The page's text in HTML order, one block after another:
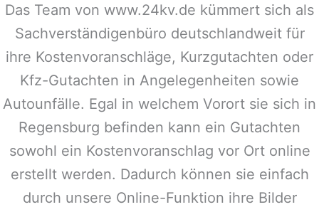
Das Team von www.24kv.de kümmert sich als
Sachverständigenbüro deutschlandweit für
ihre Kostenvoranschläge, Kurzgutachten oder
Kfz-Gutachten in Angelegenheiten sowie
Autounfälle. Egal in welchem Vorort sie sich in
Regensburg befinden kann ein Gutachten
sowohl ein Kostenvoranschlag vor Ort online
erstellt werden. Dadurch können sie einfach
durch unsere Online-Funktion ihre Bilder